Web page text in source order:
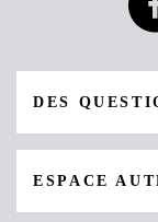
DES
ESPACE